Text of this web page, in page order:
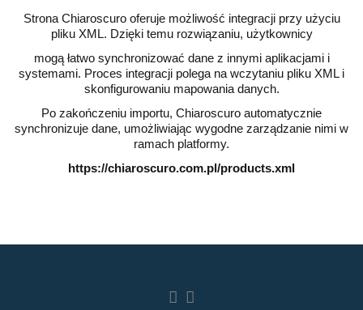
Strona Chiaroscuro oferuje możliwość integracji przy użyciu
pliku XML. Dzięki temu rozwiązaniu, użytkownicy
mogą łatwo synchronizować dane z innymi aplikacjami i
systemami. Proces integracji polega na wczytaniu pliku XML i
skonfigurowaniu mapowania danych.
Po zakończeniu importu, Chiaroscuro automatycznie
synchronizuje dane, umożliwiając wygodne zarządzanie nimi w
ramach platformy.
https://chiaroscuro.com.pl/products.xml